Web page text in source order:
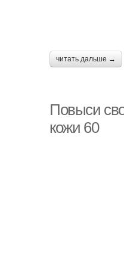
читать дальше →
Повыси
кожи 60